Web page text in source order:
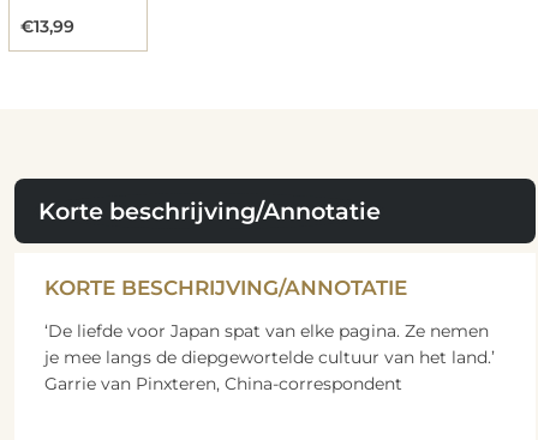
€13,99
Korte beschrijving/Annotatie
KORTE BESCHRIJVING/ANNOTATIE
‘De liefde voor Japan spat van elke pagina. Ze nemen
je mee langs de diepgewortelde cultuur van het land.’
Garrie van Pinxteren, China-correspondent